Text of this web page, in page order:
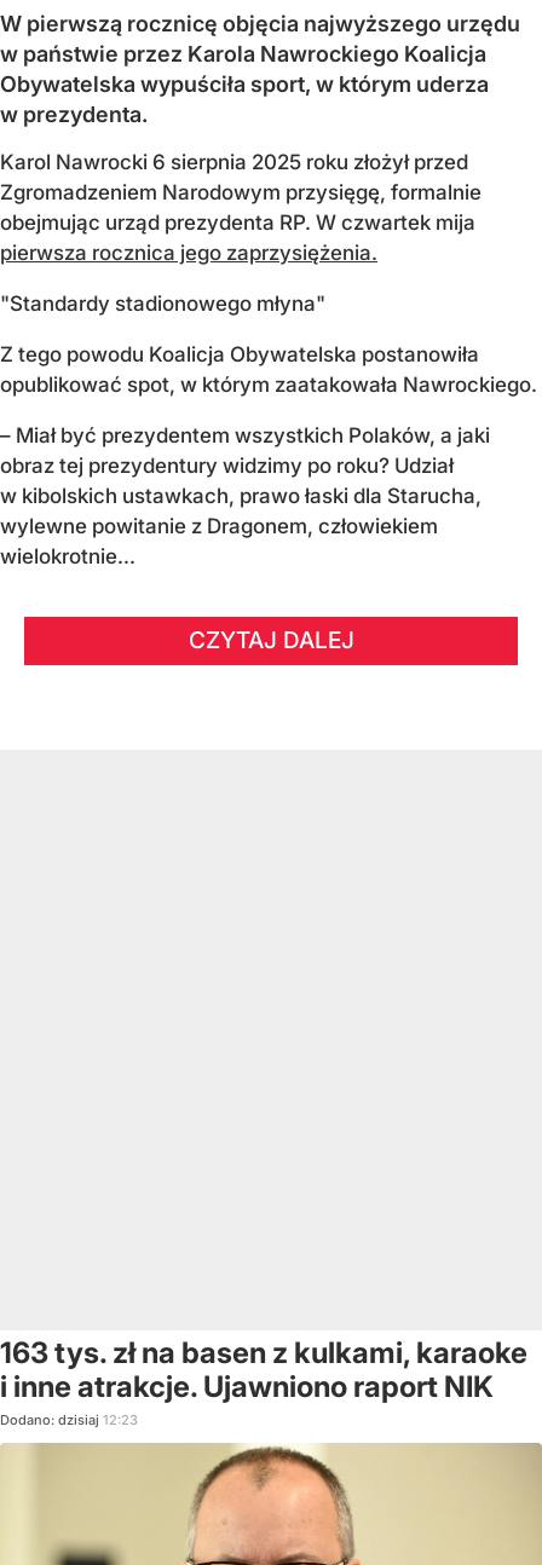
W pierwszą rocznicę objęcia najwyższego urzędu
w państwie przez Karola Nawrockiego Koalicja
Obywatelska wypuściła sport, w którym uderza
w prezydenta.
Karol Nawrocki 6 sierpnia 2025 roku złożył przed
Zgromadzeniem Narodowym przysięgę, formalnie
obejmując urząd prezydenta RP. W czwartek mija
pierwsza rocznica jego zaprzysiężenia.
"Standardy stadionowego młyna"
Z tego powodu Koalicja Obywatelska postanowiła
opublikować spot, w którym zaatakowała Nawrockiego.
– Miał być prezydentem wszystkich Polaków, a jaki
obraz tej prezydentury widzimy po roku? Udział
w kibolskich ustawkach, prawo łaski dla Starucha,
wylewne powitanie z Dragonem, człowiekiem
wielokrotnie...
CZYTAJ DALEJ
163 tys. zł na basen z kulkami, karaoke
i inne atrakcje. Ujawniono raport NIK
Dodano: dzisiaj 12:23